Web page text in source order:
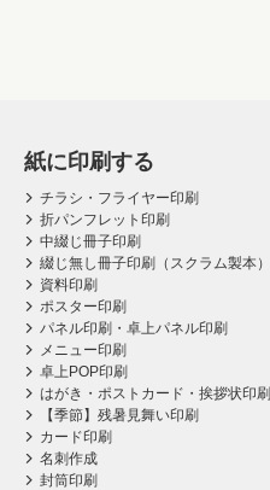
紙に印刷する
チラシ・フライヤー印刷
折パンフレット印刷
中綴じ冊子印刷
綴じ無し冊子印刷（スクラム製本）
資料印刷
ポスター印刷
パネル印刷・卓上パネル印刷
メニュー印刷
卓上POP印刷
はがき・ポストカード・挨拶状印刷
【季節】残暑見舞い印刷
カード印刷
名刺作成
封筒印刷